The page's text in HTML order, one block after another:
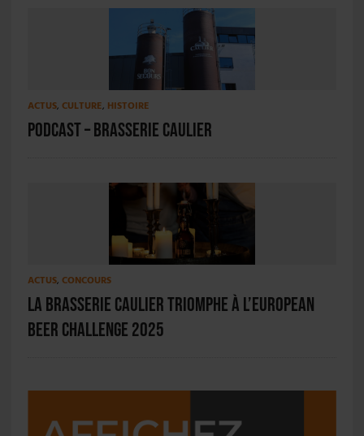
ACTUS, CULTURE, HISTOIRE
PODCAST – Brasserie Caulier
ACTUS, CONCOURS
La Brasserie Caulier triomphe à l’European
Beer Challenge 2025